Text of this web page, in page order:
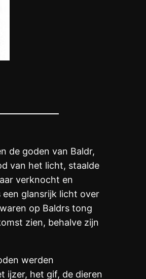
de goden van Baldr,
van het licht, staalde
verknocht en
een glansrijk licht over
op Baldrs tong
zien, behalve zijn
werden
ijzer, het gif, de dieren